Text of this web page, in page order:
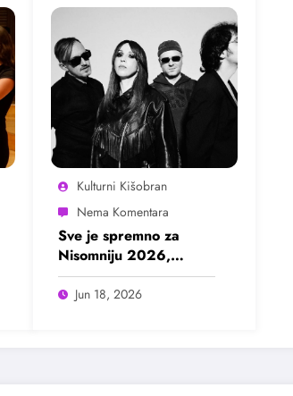
Kulturni Kišobran
Sve je spremno za
Nisomniju 2026,
pogledajte program
Jun 18, 2026